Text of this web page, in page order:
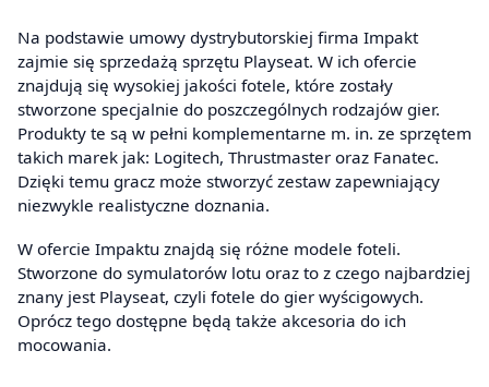
Na podstawie umowy dystrybutorskiej firma Impakt
zajmie się sprzedażą sprzętu Playseat. W ich ofercie
znajdują się wysokiej jakości fotele, które zostały
stworzone specjalnie do poszczególnych rodzajów gier.
Produkty te są w pełni komplementarne m. in. ze sprzętem
takich marek jak: Logitech, Thrustmaster oraz Fanatec.
Dzięki temu gracz może stworzyć zestaw zapewniający
niezwykle realistyczne doznania.
W ofercie Impaktu znajdą się różne modele foteli.
Stworzone do symulatorów lotu oraz to z czego najbardziej
znany jest Playseat, czyli fotele do gier wyścigowych.
Oprócz tego dostępne będą także akcesoria do ich
mocowania.